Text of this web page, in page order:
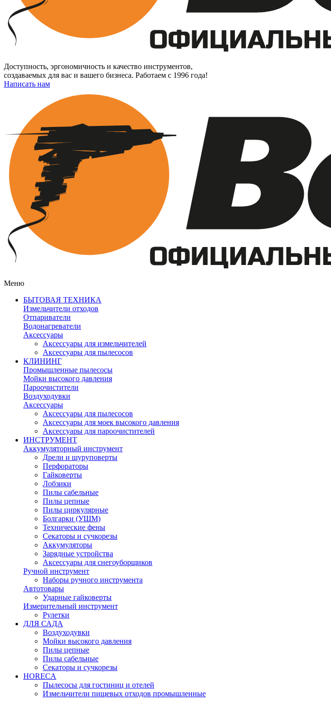
Доступность, эргономичность и качество инструментов,
создаваемых для вас и вашего бизнеса. Работаем с 1996 года!
Написать нам
Меню
БЫТОВАЯ ТЕХНИКА
Измельчители отходов
Отпариватели
Водонагреватели
Аксессуары
Аксессуары для измельчителей
Аксессуары для пылесосов
КЛИНИНГ
Промышленные пылесосы
Мойки высокого давления
Пароочистители
Воздуходувки
Аксессуары
Аксессуары для пылесосов
Аксессуары для моек высокого давления
Аксессуары для пароочистителей
ИНСТРУМЕНТ
Аккумуляторный инструмент
Дрели и шуруповерты
Перфораторы
Гайковерты
Лобзики
Пилы сабельные
Пилы цепные
Пилы циркулярные
Болгарки (УШМ)
Технические фены
Секаторы и сучкорезы
Аккумуляторы
Зарядные устройства
Аксессуары для снегоуборщиков
Ручной инструмент
Наборы ручного инструмента
Автотовары
Ударные гайковерты
Измерительный инструмент
Рулетки
ДЛЯ САДА
Воздуходувки
Мойки высокого давления
Пилы цепные
Пилы сабельные
Секаторы и сучкорезы
HORECA
Пылесосы для гостиниц и отелей
Измельчители пищевых отходов промышленные